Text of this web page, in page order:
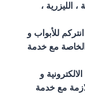
، الليزرية ،
للأبواب و
الخاصة مع خدمة
و
مع خدمة